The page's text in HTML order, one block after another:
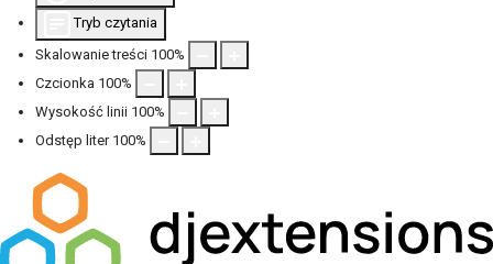
Tryb czytania
Skalowanie treści 100%
Czcionka 100%
Wysokość linii 100%
Odstęp liter 100%